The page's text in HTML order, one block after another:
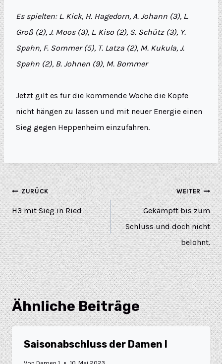
Es spielten: L. Kick, H. Hagedorn, A. Johann (3), L.
Groß (2), J. Moos (3), L. Kiso (2), S. Schütz (3), Y.
Spahn, F. Sommer (5), T. Latza (2), M. Kukula, J.
Spahn (2), B. Johnen (9), M. Bommer
Jetzt gilt es für die kommende Woche die Köpfe
nicht hängen zu lassen und mit neuer Energie einen
Sieg gegen Heppenheim einzufahren.
ZURÜCK
H3 mit Sieg in Ried
WEITER
Gekämpft bis zum
Schluss und doch nicht
belohnt.
Ähnliche Beiträge
Saisonabschluss der Damen I